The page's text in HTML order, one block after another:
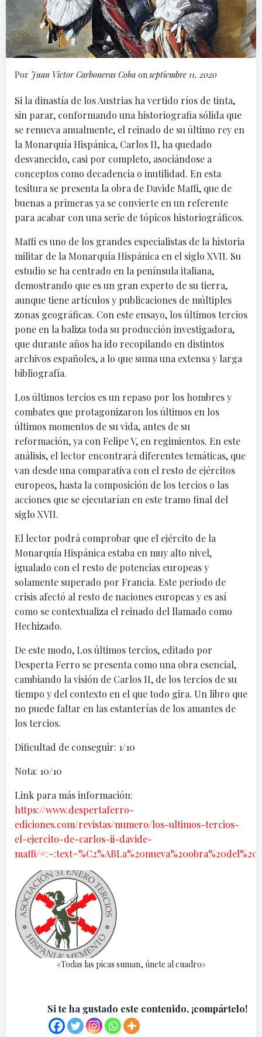
Por Juan Victor Carboneras Coba onseptiembre 11, 2020
Si la dinastía de los Austrias ha vertido ríos de tinta,
sin parar, conformando una historiografia sólida que
se renueva anualmente, el reinado de su último rey en
la Monarquía Hispánica, Carlos II, ha quedado
desvanecido, casi por completo, asociándose a
conceptos como decadencia o inutilidad. En esta
tesitura se presenta la obra de Davide Maffi, que de
buenas a primeras ya se convierte en un referente
para acabar con una serie de tópicos historiográficos.
Maffi es uno de los grandes especialistas de la historia
militar de la Monarquía Hispánica en el siglo XVII. Su
estudio se ha centrado en la península italiana,
demostrando que es un gran experto de su tierra,
aunque tiene artículos y publicaciones de múltiples
zonas geográficas. Con este ensayo, los últimos tercios
pone en la baliza toda su producción investigadora,
que durante años ha ido recopilando en distintos
archivos españoles, a lo que suma una extensa y larga
bibliografía.
Los últimos tercios es un repaso por los hombres y
combates que protagonizaron los últimos en los
últimos momentos de su vida, antes de su
reformación, ya con Felipe V, en regimientos. En este
análisis, el lector encontrará diferentes temáticas, que
van desde una comparativa con el resto de ejércitos
europeos, hasta la composición de los tercios o las
acciones que se ejecutarían en este tramo final del
siglo XVII.
El lector podrá comprobar que el ejército de la
Monarquía Hispánica estaba en muy alto nivel,
igualado con el resto de potencias europeas y
solamente superado por Francia. Este periodo de
crisis afectó al resto de naciones europeas y es así
como se contextualiza el reinado del llamado como
Hechizado.
De este modo, Los últimos tercios, editado por
Desperta Ferro se presenta como una obra esencial,
cambiando la visión de Carlos II, de los tercios de su
tiempo y del contexto en el que todo gira. Un libro que
no puede faltar en las estanterías de los amantes de
los tercios.
Dificultad de conseguir: 1/10
Nota: 10/10
Link para más información:
https://www.despertaferro-
ediciones.com/revistas/numero/los-ultimos-tercios-
el-ejercito-de-carlos-ii-davide-
maffi/
«Todas las picas suman, únete al cuadro»
Si te ha gustado este contenido, ¡compártelo!